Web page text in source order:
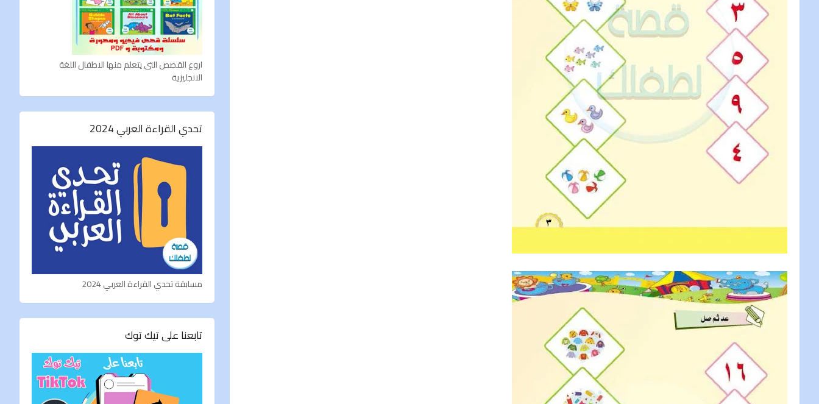
اروع القصص التى يتعلم منها الاطفال اللغة
الانجليزية
تحدي القراءة العربي 2024
مسابقة تحدي القراءة العربي 2024
تابعنا على تيك توك